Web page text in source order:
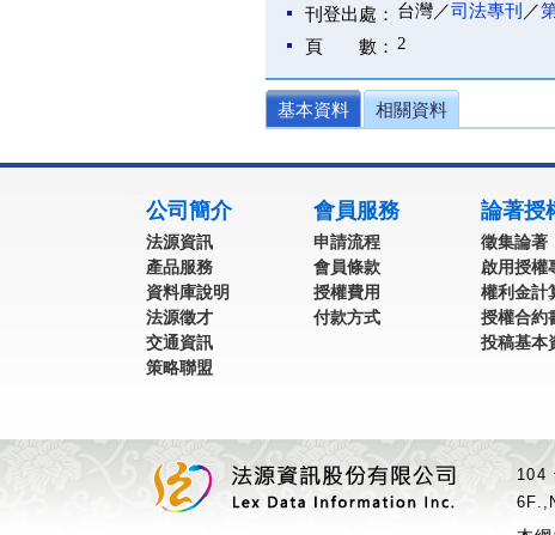
刊登出處： 台灣／司法專刊 ／
頁 數： 2
基本資料 相關資料
公司簡介
法源資訊
產品服務
資料庫說明
法源徵才
交通資訊
策略聯盟
會員服務
申請流程
會員條款
授權費用
付款方式
論著授
徵集論著
啟用授權
權利金計
授權合約
投稿基本
104